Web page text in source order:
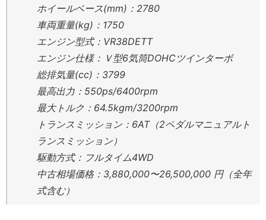
ホイールベース(mm)：2780
車両重量(kg)：1750
エンジン型式：VR38DETT
エンジン仕様：Ｖ型6気筒DOHCツインターボ
総排気量(cc)：3799
最高出力：550ps/6400rpm
最大トルク：64.5kgm/3200rpm
トランスミッション：6AT（2ペダルマニュアルト
ランスミッション）
駆動方式：フルタイム4WD
中古相場価格：3,880,000〜26,500,000 円（全年
式含む）